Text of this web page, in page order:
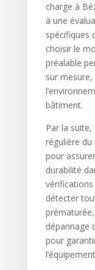
charge à
à une
spécifiques
choisir le
préalable
sur
bâtiment.
Par la suite,
régulière
pour
durabilité
détecter
dépannage
pour